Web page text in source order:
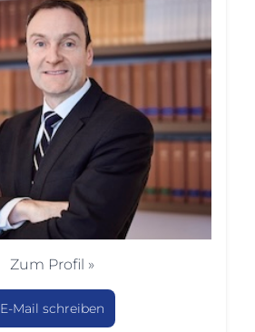
Zum Profil »
E-Mail schreiben